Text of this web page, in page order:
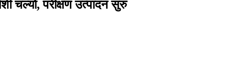
चल्यो, परीक्षण उत्पादन सुरु